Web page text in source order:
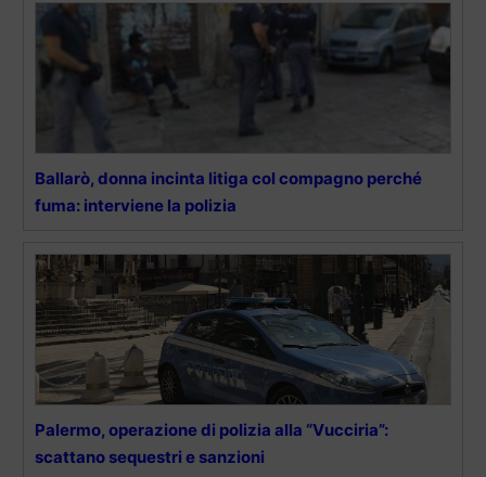
Ballarò, donna incinta litiga col compagno perché
fuma: interviene la polizia
Palermo, operazione di polizia alla “Vucciria”:
scattano sequestri e sanzioni